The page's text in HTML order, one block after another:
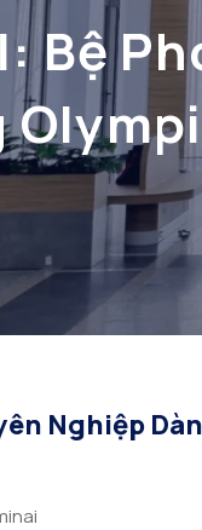
Bệ
Nghiệp